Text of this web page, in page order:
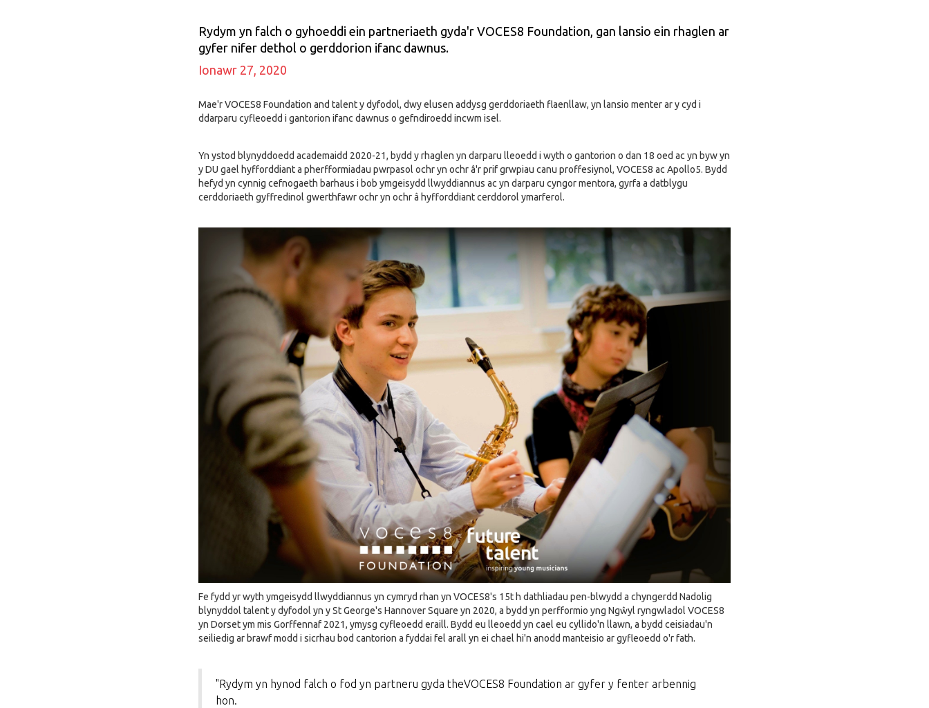
Rydym yn falch o gyhoeddi ein partneriaeth gyda'r VOCES8 Foundation, gan lansio ein rhaglen ar
gyfer nifer dethol o gerddorion ifanc dawnus.
Ionawr 27, 2020
Mae'r VOCES8 Foundation and talent y dyfodol, dwy elusen addysg gerddoriaeth flaenllaw, yn lansio menter ar y cyd i
ddarparu cyfleoedd i gantorion ifanc dawnus o gefndiroedd incwm isel.
Yn ystod blynyddoedd academaidd 2020-21, bydd y rhaglen yn darparu lleoedd i wyth o gantorion o dan 18 oed ac yn byw yn
y DU gael hyfforddiant a pherfformiadau pwrpasol ochr yn ochr â'r prif grwpiau canu proffesiynol, VOCES8 ac Apollo5. Bydd
hefyd yn cynnig cefnogaeth barhaus i bob ymgeisydd llwyddiannus ac yn darparu cyngor mentora, gyrfa a datblygu
cerddoriaeth gyffredinol gwerthfawr ochr yn ochr â hyfforddiant cerddorol ymarferol.
Fe fydd yr wyth ymgeisydd llwyddiannus yn cymryd rhan yn VOCES8's 15t h dathliadau pen-blwydd a chyngerdd Nadolig
blynyddol talent y dyfodol yn y St George's Hannover Square yn 2020, a bydd yn perfformio yng Ngŵyl ryngwladol VOCES8
yn Dorset ym mis Gorffennaf 2021, ymysg cyfleoedd eraill. Bydd eu lleoedd yn cael eu cyllido'n llawn, a bydd ceisiadau'n
seiliedig ar brawf modd i sicrhau bod cantorion a fyddai fel arall yn ei chael hi'n anodd manteisio ar gyfleoedd o'r fath.
"Rydym yn hynod falch o fod yn partneru gyda theVOCES8 Foundation ar gyfer y fenter arbennig
hon.